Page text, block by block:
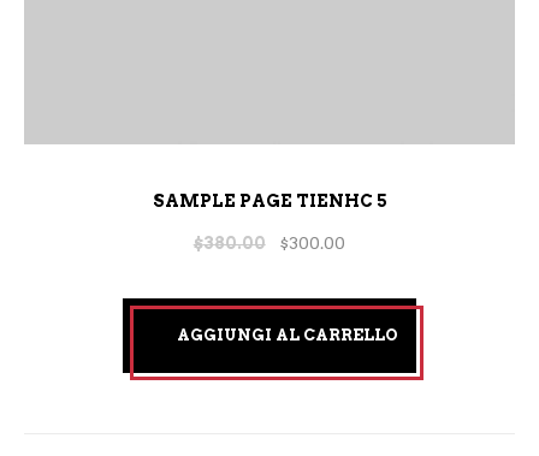
SAMPLE PAGE TIENHC 5
$380.00 $300.00
AGGIUNGI AL CARRELLO